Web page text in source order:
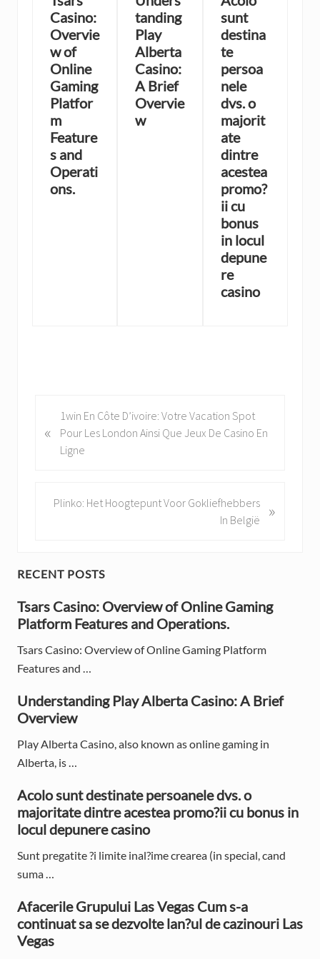
Casino:
Overvie
w of
Online
Gaming
Platfor
m
Feature
s and
Operati
ons.
tanding
Play
Alberta
Casino:
A Brief
Overvie
w
sunt
destina
te
persoa
nele
dvs. o
majorit
ate
dintre
acestea
promo?
ii cu
bonus
in locul
depune
re
casino
r
o
t
:
«
1win En Côte D’ivoire: Votre Vacation Spot
Pour Les London Ainsi Que Jeux De Casino En
Ligne
P
s
t
Plinko: Het Hoogtepunt Voor Gokliefhebbers
In België
»
P
r
i
m
r
y
S
i
d
e
b
a
r
RECENT POSTS
Tsars Casino: Overview of Online Gaming
Platform Features and Operations.
Tsars Casino: Overview of Online Gaming Platform
Features and …
Understanding Play Alberta Casino: A Brief
Overview
Play Alberta Casino, also known as online gaming in
Alberta, is …
Acolo sunt destinate persoanele dvs. o
majoritate dintre acestea promo?ii cu bonus in
locul depunere casino
Sunt pregatite ?i limite inal?ime crearea (in special, cand
suma …
Afacerile Grupului Las Vegas Cum s-a
continuat sa se dezvolte lan?ul de cazinouri Las
Vegas